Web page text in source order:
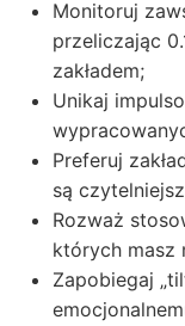
Monitoruj
przeliczając
zakładem;
Unikaj
Preferuj
są
Rozważ
których masz
Zapobiegaj